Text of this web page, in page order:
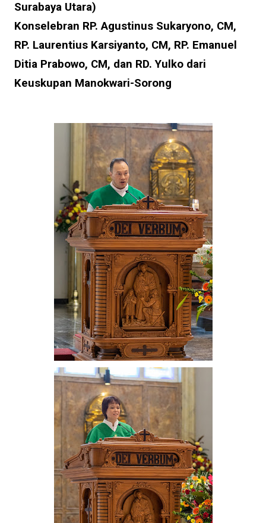
Surabaya Utara)
Konselebran RP. Agustinus Sukaryono, CM,
RP. Laurentius Karsiyanto, CM, RP. Emanuel
Ditia Prabowo, CM, dan RD. Yulko dari
Keuskupan Manokwari-Sorong